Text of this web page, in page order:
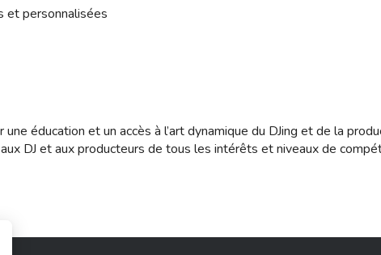
et personnalisées
éducation et un accès à l’art dynamique du DJing et de la
DJ et aux producteurs de tous les intérêts et niveaux de